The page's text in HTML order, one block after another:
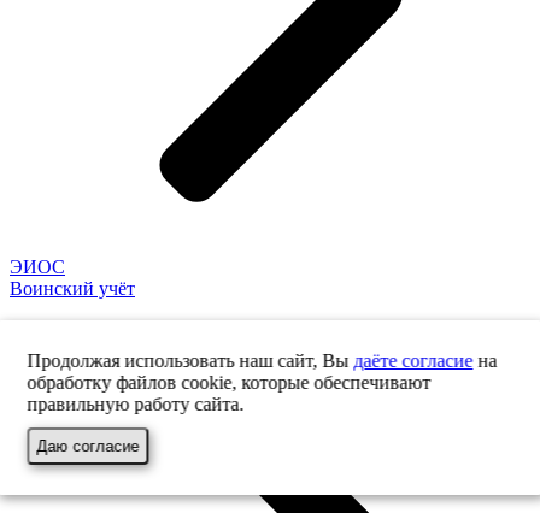
ЭИОС
Воинский учёт
Продолжая использовать наш сайт, Вы даёте согласиена
обработку файлов cookie, которые обеспечивают
правильную работу сайта.
Даю согласие